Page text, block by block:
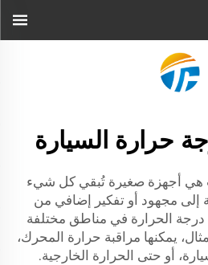
حرارة السيارة
هي أجهزة صغيرة تُبقي كل شيء
إلى مجهود أو تفكير إضافي من
الحرارة في مناطق مختلفة
يمكنها مراقبة حرارة المحرك،
أو حتى الحرارة الخارجية.